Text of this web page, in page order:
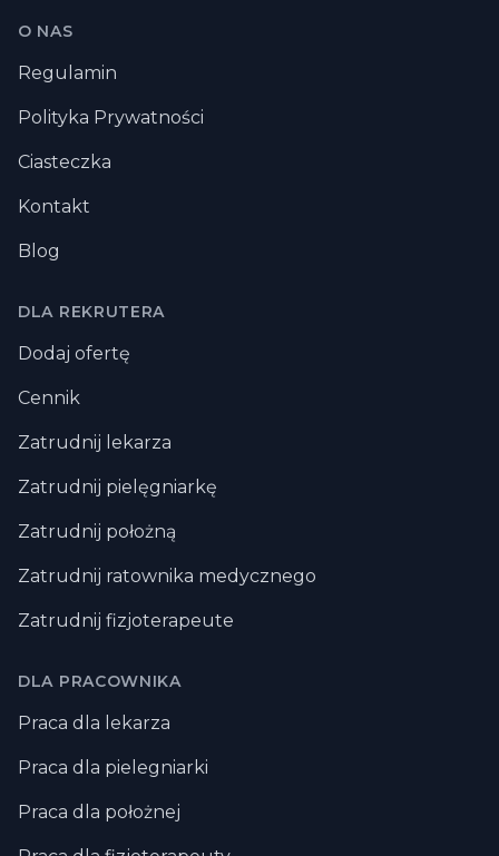
Stopka
O NAS
Regulamin
Polityka Prywatności
Ciasteczka
Kontakt
Blog
DLA REKRUTERA
Dodaj ofertę
Cennik
Zatrudnij lekarza
Zatrudnij pielęgniarkę
Zatrudnij położną
Zatrudnij ratownika medycznego
Zatrudnij fizjoterapeute
DLA PRACOWNIKA
Praca dla lekarza
Praca dla pielegniarki
Praca dla położnej